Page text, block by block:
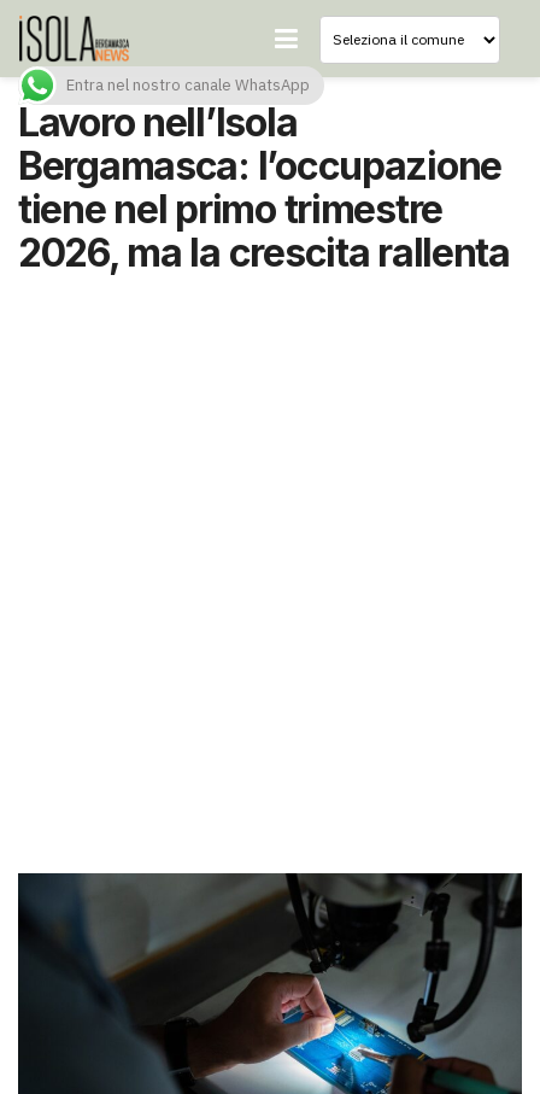
Lavoro nell’Isola
Bergamasca: l’occupazione
tiene nel primo trimestre
2026, ma la crescita rallenta
Entra nel nostro canale WhatsApp